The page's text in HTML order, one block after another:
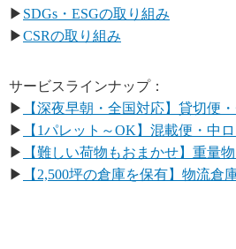
▶ SDGs・ESGの取り組み
▶CSRの取り組み
サービスラインナップ：
▶
【深夜早朝・全国対応】貸切便
▶
【1パレット～OK】混載便・中
▶
【難しい荷物もおまかせ】重量
▶
【2,500坪の倉庫を保有】物流倉